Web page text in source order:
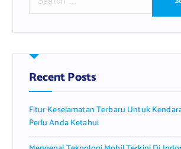
r
h
f
o
:
Recent Posts
Fitur Keselamatan Terbaru Untuk
Perlu Anda Ketahui